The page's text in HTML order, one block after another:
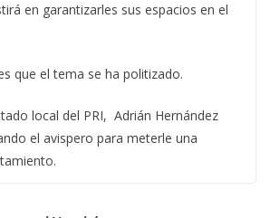
en garantizarles sus espacios en el
que el tema se ha politizado.
local del PRI, Adrián Hernández
el avispero para meterle una